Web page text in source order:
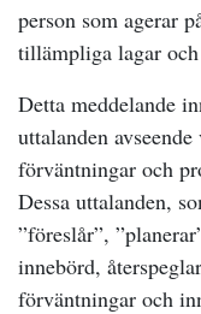
person som agerar
tillämpliga lagar
Detta meddelande
uttalanden
förväntningar och
Dessa uttalanden,
”föreslår”,
innebörd,
förväntningar och